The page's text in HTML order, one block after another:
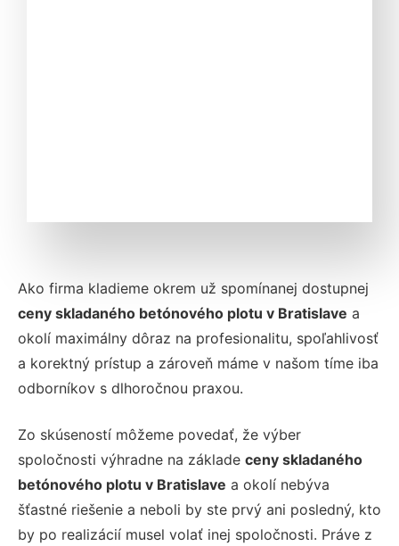
Ako firma kladieme okrem už spomínanej dostupnej
ceny skladaného betónového plotu v Bratislave a
okolí maximálny dôraz na profesionalitu, spoľahlivosť
a korektný prístup a zároveň máme v našom tíme iba
odborníkov s dlhoročnou praxou.
Zo skúseností môžeme povedať, že výber
spoločnosti výhradne na základe ceny skladaného
betónového plotu v Bratislave a okolí nebýva
šťastné riešenie a neboli by ste prvý ani posledný, kto
by po realizácií musel volať inej spoločnosti. Práve z